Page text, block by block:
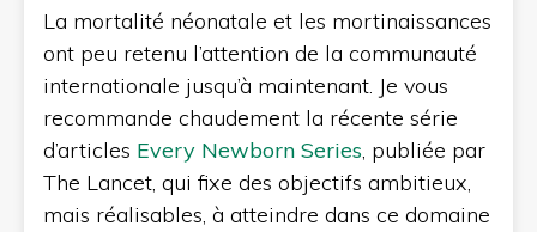
La mortalité néonatale et les mortinaissances
ont peu retenu l’attention de la communauté
internationale jusqu’à maintenant. Je vous
recommande chaudement la récente série
d’articles Every Newborn Series, publiée par
The Lancet, qui fixe des objectifs ambitieux,
mais réalisables, à atteindre dans ce domaine